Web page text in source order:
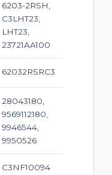
6203-2RSH,
C3LHT23,
LHT23,
23721AA100
62032RSRC3
28043180,
9569112180,
9946544,
9950526
C3NF10094